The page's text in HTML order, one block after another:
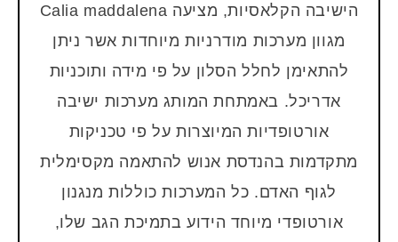
הישיבה הקלאסיות, מציעה Calia maddalena
מגוון מערכות מודרניות מיוחדות אשר ניתן
להתאימן לחלל הסלון על פי מידה ותוכניות
אדריכל. באמתחת המותג מערכות ישיבה
אורטופדיות המיוצרות על פי טכניקות
מתקדמות בהנדסת אנוש להתאמה מקסימלית
לגוף האדם. כל המערכות כוללות מנגנון
אורטופדי מיוחד הידוע בתמיכת הגב שלו,